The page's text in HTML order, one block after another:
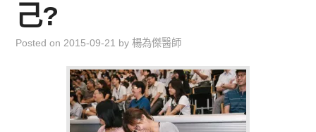
己?
Posted on 2015-09-21 by楊為傑醫師